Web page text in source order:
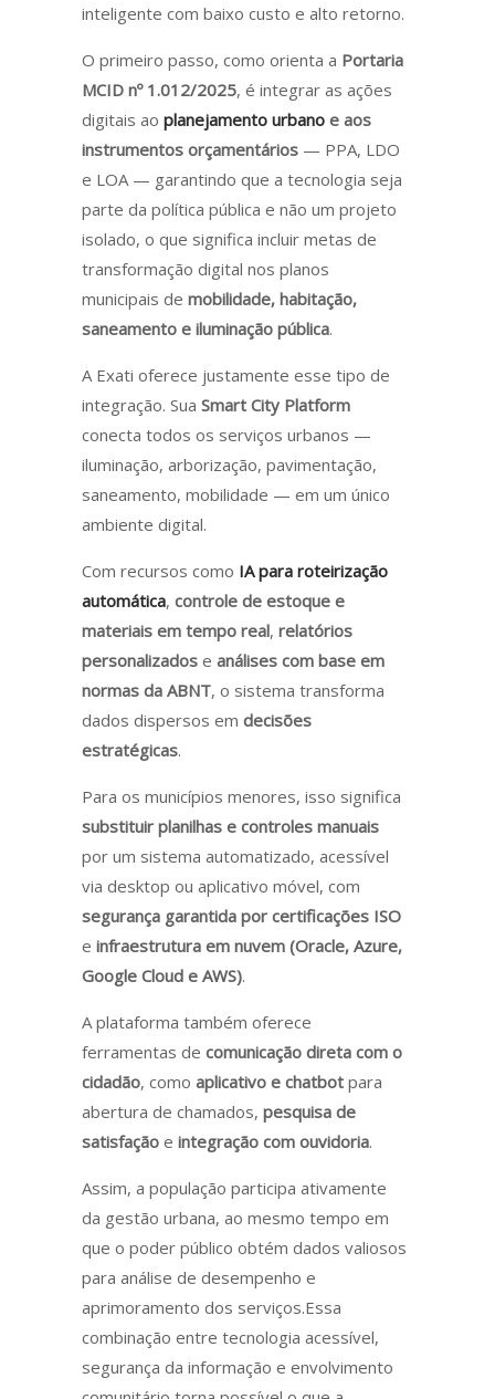
inteligente com baixo custo e alto retorno.
O primeiro passo, como orienta a Portaria
MCID nº 1.012/2025, é integrar as ações
digitais ao planejamento urbano e aos
instrumentos orçamentários — PPA, LDO
e LOA — garantindo que a tecnologia seja
parte da política pública e não um projeto
isolado, o que significa incluir metas de
transformação digital nos planos
municipais de mobilidade, habitação,
saneamento e iluminação pública.
A Exati oferece justamente esse tipo de
integração. Sua Smart City Platform
conecta todos os serviços urbanos —
iluminação, arborização, pavimentação,
saneamento, mobilidade — em um único
ambiente digital.
Com recursos como IA para roteirização
automática, controle de estoque e
materiais em tempo real, relatórios
personalizados e análises com base em
normas da ABNT, o sistema transforma
dados dispersos em decisões
estratégicas.
Para os municípios menores, isso significa
substituir planilhas e controles manuais
por um sistema automatizado, acessível
via desktop ou aplicativo móvel, com
segurança garantida por certificações ISO
e infraestrutura em nuvem (Oracle, Azure,
Google Cloud e AWS).
A plataforma também oferece
ferramentas de comunicação direta com o
cidadão, como aplicativo e chatbot para
abertura de chamados, pesquisa de
satisfação e integração com ouvidoria.
Assim, a população participa ativamente
da gestão urbana, ao mesmo tempo em
que o poder público obtém dados valiosos
para análise de desempenho e
aprimoramento dos serviços.Essa
combinação entre tecnologia acessível,
segurança da informação e envolvimento